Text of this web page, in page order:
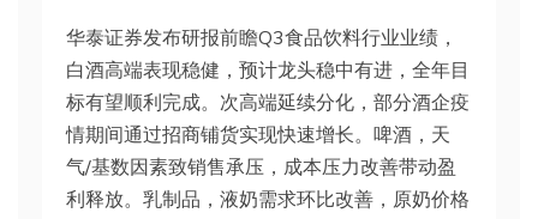
华泰证券发布研报前瞻Q3食品饮料行业业绩，
白酒高端表现稳健，预计龙头稳中有进，全年目
标有望顺利完成。次高端延续分化，部分酒企疫
情期间通过招商铺货实现快速增长。啤酒，天
气/基数因素致销售承压，成本压力改善带动盈
利释放。乳制品，液奶需求环比改善，原奶价格